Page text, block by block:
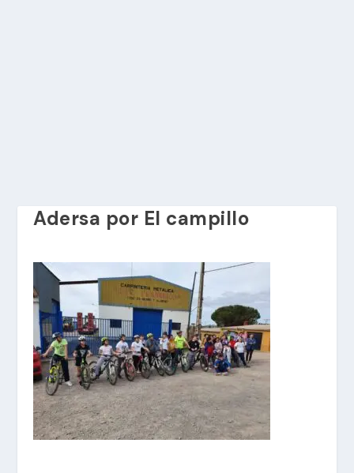
Adersa por El campillo